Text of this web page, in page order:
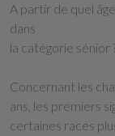
A partir de quel
dans
la catégorie sénior
Concernant les
ans, les premiers
certaines races